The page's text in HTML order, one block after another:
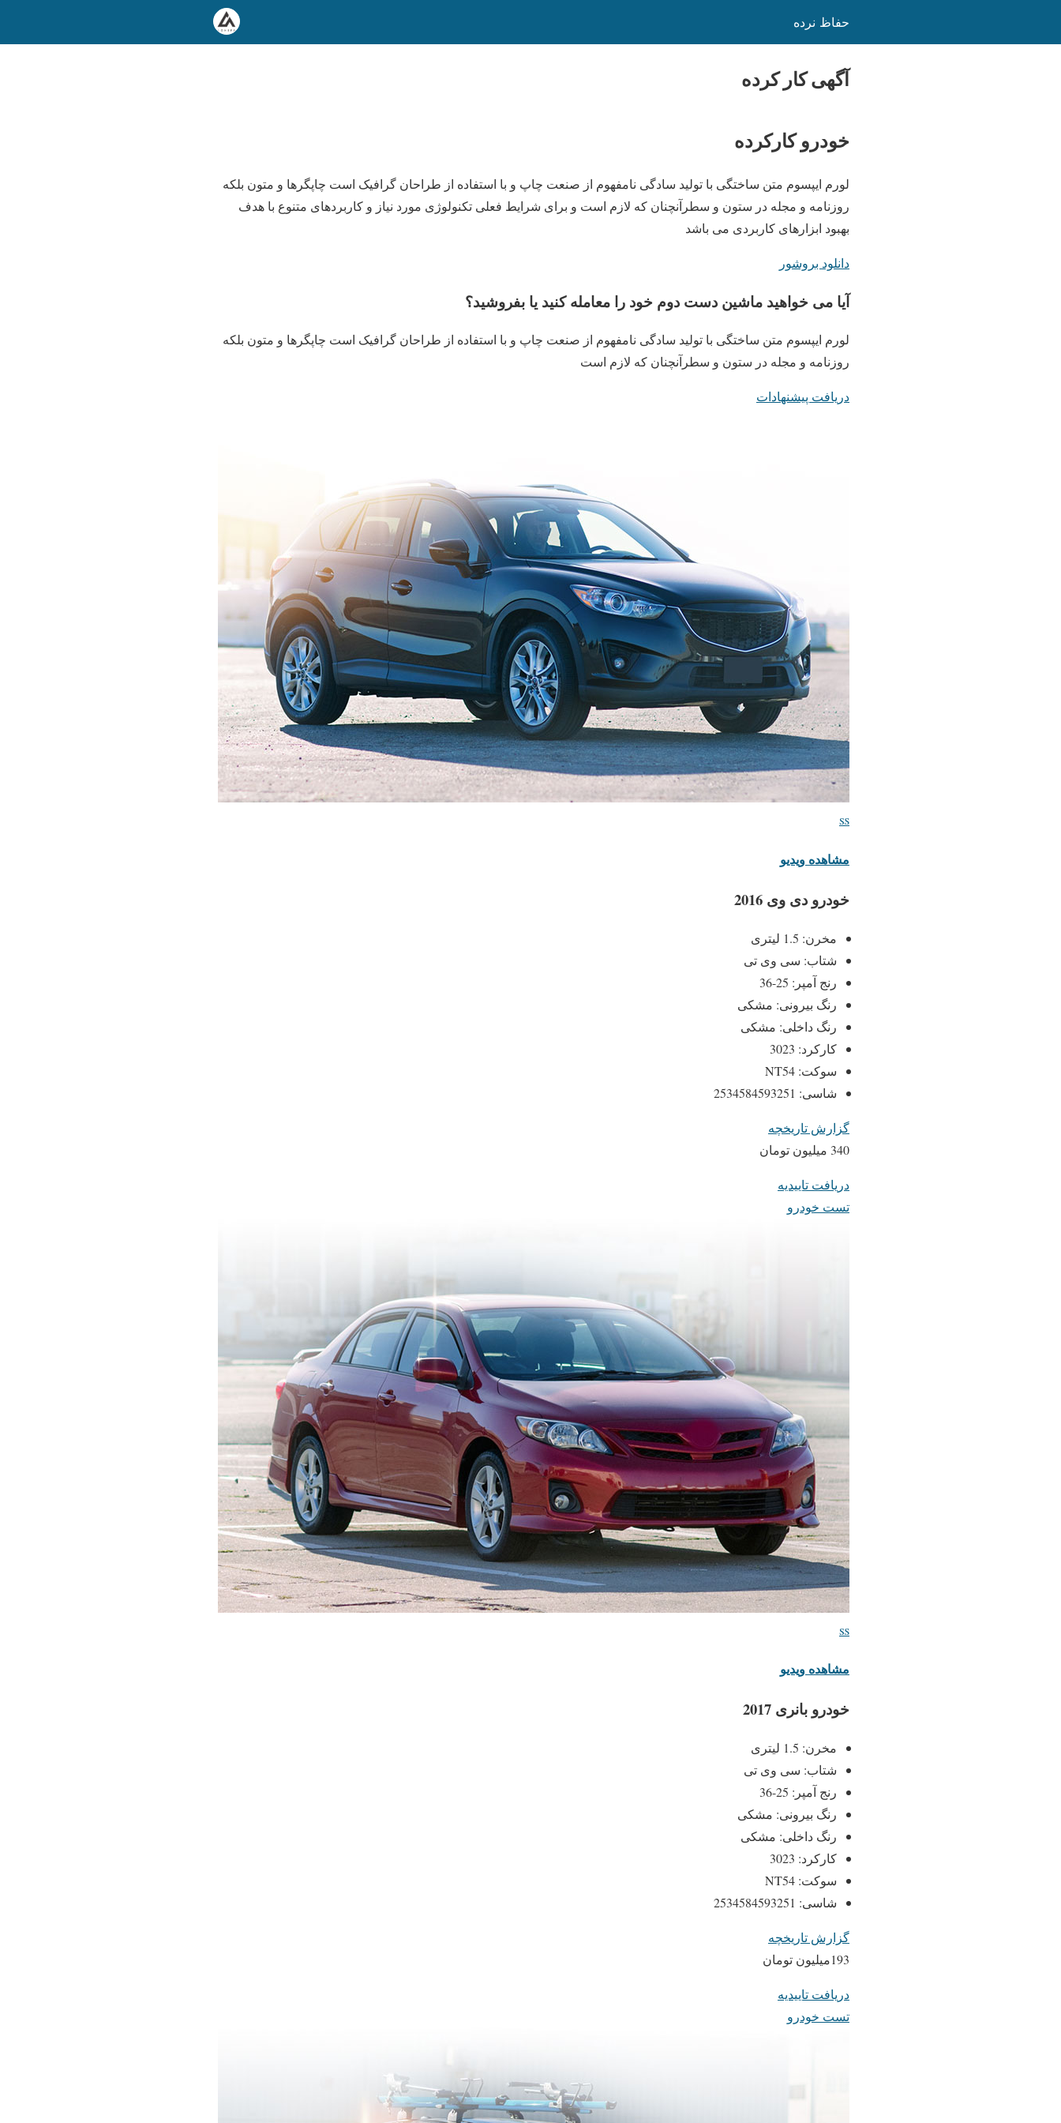
حفاظ نرده
آگهی کار کرده
خودرو کارکرده
لورم ایپسوم متن ساختگی با تولید سادگی نامفهوم از صنعت چاپ و با استفاده از طراحان گرافیک است چاپگرها و متون بلکه
روزنامه و مجله در ستون و سطرآنچنان که لازم است و برای شرایط فعلی تکنولوژی مورد نیاز و کاربردهای متنوع با هدف
بهبود ابزارهای کاربردی می باشد
دانلود بروشور
آیا می خواهید ماشین دست دوم خود را معامله کنید یا بفروشید؟
لورم ایپسوم متن ساختگی با تولید سادگی نامفهوم از صنعت چاپ و با استفاده از طراحان گرافیک است چاپگرها و متون بلکه
روزنامه و مجله در ستون و سطرآنچنان که لازم است
دریافت پیشنهادات

مشاهده ویدیو
خودرو دی وی 2016
مخرن: 1.5 لیتری
شتاب: سی وی تی
رنج آمپر: 25-36
رنگ بیرونی: مشکی
رنگ داخلی: مشکی
کارکرد: 3023
سوکت: NT54
شاسی: 2534584593251
گزارش تاریخچه
340 میلیون تومان
دریافت تاییدیه
تست خودرو

مشاهده ویدیو
خودرو بانری 2017
مخرن: 1.5 لیتری
شتاب: سی وی تی
رنج آمپر: 25-36
رنگ بیرونی: مشکی
رنگ داخلی: مشکی
کارکرد: 3023
سوکت: NT54
شاسی: 2534584593251
گزارش تاریخچه
193میلیون تومان
دریافت تاییدیه
تست خودرو